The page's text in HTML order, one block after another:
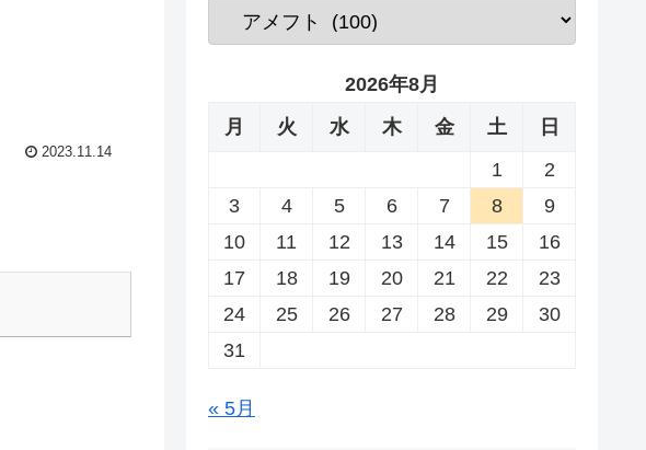
2023.11.14
2026年8月
月
火 水 木 金 土
日
1
2
3
4 5 6 7 8
9
10
11 12 13 14 15
16
17
18 19 20 21 22
23
24
25 26 27 28 29
30
31
« 5月